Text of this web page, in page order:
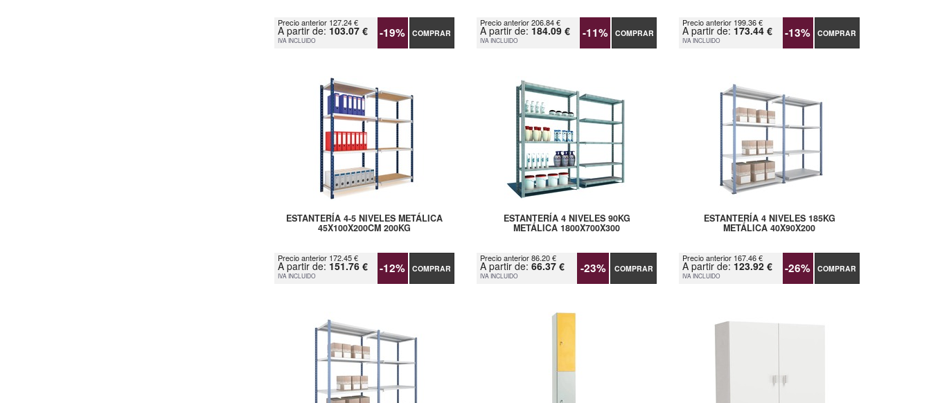
Precio anterior 127.24 €
A partir de: 103.07 €
IVA INCLUIDO -19% COMPRAR
Precio anterior 206.84 €
A partir de: 184.09 €
IVA INCLUIDO -11% COMPRAR
Precio anterior 199.36 €
A partir de: 173.44 €
IVA INCLUIDO -13% COMPRAR
ESTANTERÍA 4-5 NIVELES METÁLICA
45X100X200CM 200KG
Precio anterior 172.45 €
A partir de: 151.76 €
IVA INCLUIDO -12% COMPRAR
ESTANTERÍA 4 NIVELES 90KG
METÁLICA 1800X700X300
Precio anterior 86.20 €
A partir de: 66.37 €
IVA INCLUIDO -23% COMPRAR
ESTANTERÍA 4 NIVELES 185KG
METÁLICA 40X90X200
Precio anterior 167.46 €
A partir de: 123.92 €
IVA INCLUIDO -26% COMPRAR